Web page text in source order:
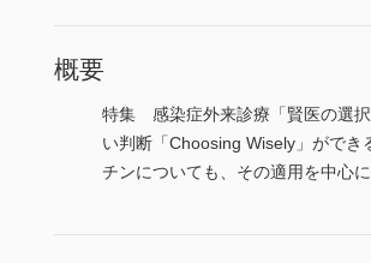
概要
特集 感染症外来診療「賢医の選
い判断「Choosing Wisely」がで
チンについても、その適用を中心